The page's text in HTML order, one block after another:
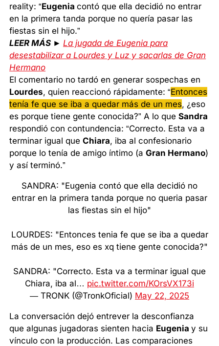
reality: “Eugeniacontó que ella decidió no entrar
en la primera tanda porque no quería pasar las
fiestas sin el hijo.”
LEER MÁS ►La jugada de Eugenia para
desestabilizar a Lourdes y Luz y sacarlas de Gran
Hermano
El comentario no tardó en generar sospechas en
Lourdes, quien reaccionó rápidamente: “Entonces
tenía fe que se iba a quedar más de un mes, ¿eso
es porque tiene gente conocida?” A lo queSandra
respondió con contundencia: “Correcto. Esta va a
terminar igual queChiara, iba al confesionario
porque lo tenía de amigo íntimo (aGran Hermano)
y así terminó.”
SANDRA: "Eugenia contó que ella decidió no
entrar en la primera tanda porque no queria pasar
las fiestas sin el hijo"
LOURDES: "Entonces tenia fe que se iba a quedar
más de un mes, eso es xq tiene gente conocida?"
SANDRA: "Correcto. Esta va a terminar igual que
Chiara, iba al… pic.twitter.com/KOrsVX173i
— TRONK (@TronkOficial) May 22, 2025
La conversación dejó entrever la desconfianza
que algunas jugadoras sienten hacia Eugeniay su
vínculo con la producción. Las comparaciones